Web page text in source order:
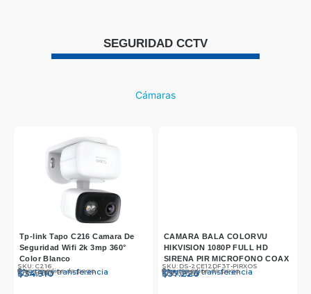
SEGURIDAD CCTV
Cámaras
Tp-link Tapo C216 Camara De
Seguridad Wifi 2k 3mp 360°
Color Blanco
SKU: C216
$34.910
Efectivo y transferencia
$35.990
Otros medios de pago
CAMARA BALA COLORVU
HIKVISION 1080P FULL HD
SIRENA PIR MICROFONO COAX
SKU: DS-2CE12DF3T-PIRXOS
$57.220
Efectivo y transferencia
$58.990
Otros medios de pago